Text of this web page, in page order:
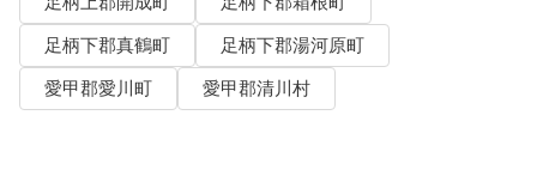
足柄下郡真鶴町
足柄下郡湯河原町
愛甲郡愛川町
愛甲郡清川村